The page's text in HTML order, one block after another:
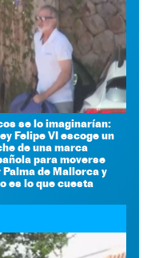
se lo imaginarían:
Felipe VI escoge un
de una marca
para moverse
Palma de Mallorca y
es lo que cuesta